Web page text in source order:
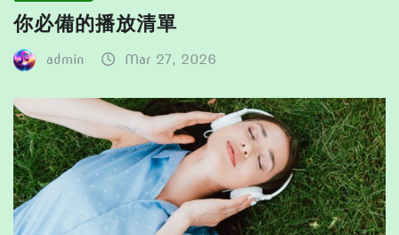
你必備的播放清單
admin Mar 27, 2026